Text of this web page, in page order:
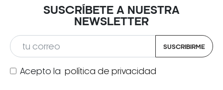
SUSCRÍBETE A NUESTRA
NEWSLETTER
SUSCRIBIRME
Acepto la política de privacidad